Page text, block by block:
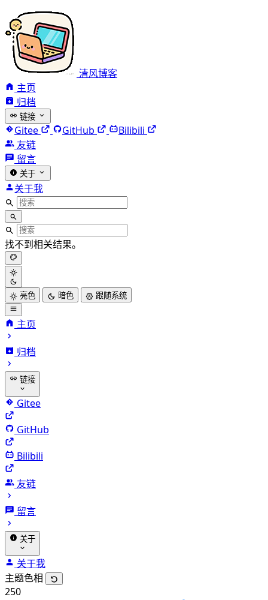
清风博客
主页
归档
链接
Gitee GitHub
Bilibili
友链
留言
关于
关于我
找不到相关结果。
亮色 暗色 跟随系统
主页
归档
链接
Gitee
GitHub
Bilibili
友链
留言
关于
关于我
主题色相
250